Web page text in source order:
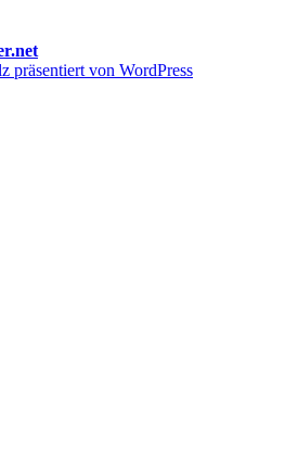
präsentiert von WordPress